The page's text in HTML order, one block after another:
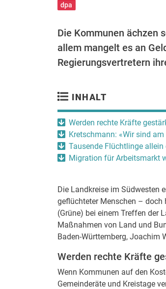
dpa
Die Kommunen ächzen
allem mangelt es an
Regierungsvertretern
INHALT
Werden rechte Kräfte
Kretschmann: «Wir sind
Tausende Flüchtlinge allein
Migration für Arbeitsmarkt
Die Landkreise im Südwesten
geflüchteter Menschen – doch
(Grüne) bei einem Treffen der
Maßnahmen von Land und
Baden-Württemberg, Joachim
Werden rechte Kräfte
Wenn Kommunen auf den
Gemeinderäte und Kreistage